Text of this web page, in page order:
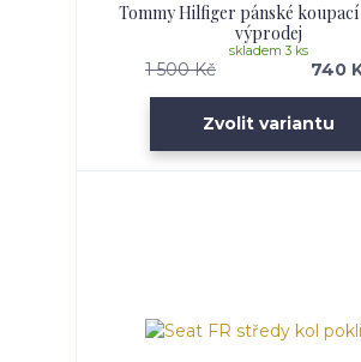
Tommy Hilfiger pánské
výprodej
1 500 Kč 740
skladem 3 ks
Zvolit variantu